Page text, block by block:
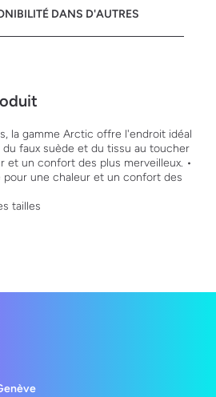
DANS D'AUTRES
la gamme Arctic offre l'endroit idéal
faux suède et du tissu au toucher
et un confort des plus merveilleux. •
une chaleur et un confort des
tailles